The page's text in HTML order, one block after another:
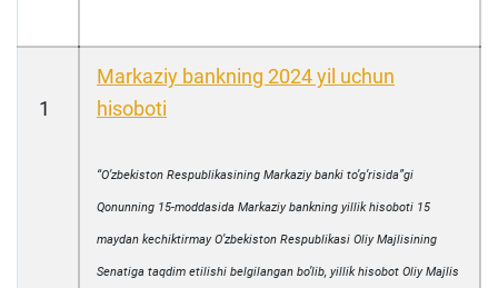
1
Markaziy bankning 2024 yil uchun
hisoboti
“Oʼzbekiston Respublikasining Markaziy banki toʼgʼrisida”gi
Qonunning 15-moddasida Markaziy bankning yillik hisoboti 15
maydan kechiktirmay Oʼzbekiston Respublikasi Oliy Majlisining
Senatiga taqdim etilishi belgilangan boʼlib, yillik hisobot Oliy Majlis